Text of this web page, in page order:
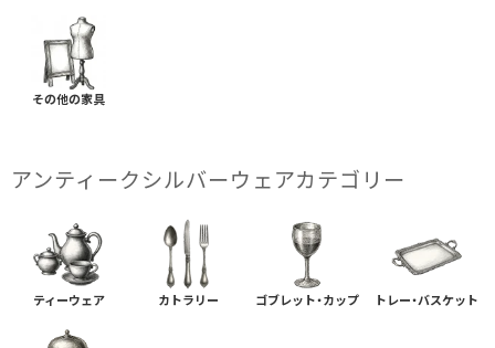
その他の家具
アンティークシルバーウェアカテゴリー
ティーウェア カトラリー ゴブレット・カップ トレー・バスケット